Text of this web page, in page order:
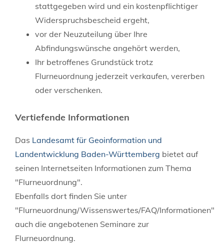
stattgegeben wird und ein kostenpflichtiger
Widerspruchsbescheid ergeht,
vor der Neuzuteilung über Ihre
Abfindungswünsche angehört werden,
Ihr betroffenes Grundstück trotz
Flurneuordnung jederzeit verkaufen, vererben
oder verschenken.
Vertiefende Informationen
Das Landesamt für Geoinformation und
Landentwicklung Baden-Württemberg bietet auf
seinen Internetseiten Informationen zum Thema
"Flurneuordnung".
Ebenfalls dort finden Sie unter
"Flurneuordnung/Wissenswertes/FAQ/Informationen"
auch die angebotenen Seminare zur
Flurneuordnung.